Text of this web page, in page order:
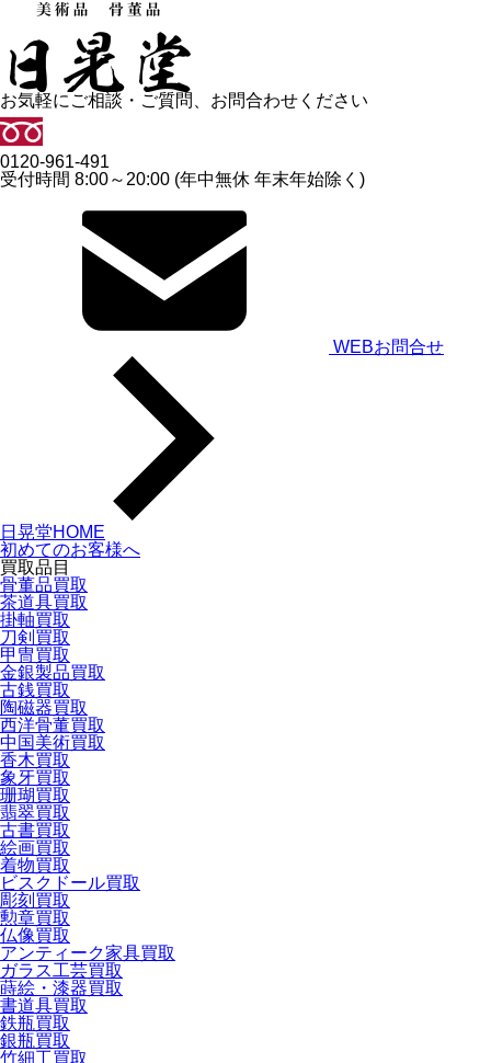
お気軽にご相談・ご質問、お問合わせください
0120-961-491
受付時間 8:00～20:00 (年中無休 年末年始除く)
WEBお問合せ
日晃堂HOME
初めてのお客様へ
買取品目
骨董品買取
茶道具買取
掛軸買取
刀剣買取
甲冑買取
金銀製品買取
古銭買取
陶磁器買取
西洋骨董買取
中国美術買取
香木買取
象牙買取
珊瑚買取
翡翠買取
古書買取
絵画買取
着物買取
ビスクドール買取
彫刻買取
勲章買取
仏像買取
アンティーク家具買取
ガラス工芸買取
蒔絵・漆器買取
書道具買取
鉄瓶買取
銀瓶買取
竹細工買取